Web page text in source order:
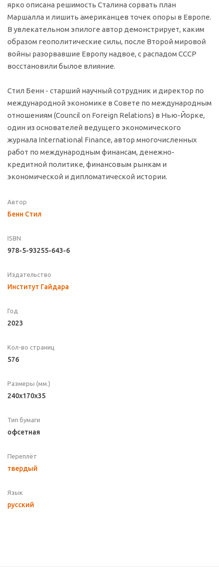
ярко описана решимость Сталина сорвать план
Маршалла и лишить американцев точек опоры в Европе.
В увлекательном эпилоге автор демонстрирует, каким
образом геополитические силы, после Второй мировой
войны разорвавшие Европу надвое, с распадом СССР
восстановили былое влияние.
Стил Бенн - старший научный сотрудник и директор по
международной экономике в Совете по международным
отношениям (Council on Foreign Relations) в Нью-Йорке,
один из основателей ведущего экономического
журнала International Finance, автор многочисленных
работ по международным финансам, денежно-
кредитной политике, финансовым рынкам и
экономической и дипломатической истории.
Автор
Бенн Стил
ISBN
978-5-93255-643-6
Издательство
Институт Гайдара
Год
2023
Кол-во страниц
576
Размеры (мм.)
240x170x35
Тип бумаги
офсетная
Переплёт
твердый
Язык
русский